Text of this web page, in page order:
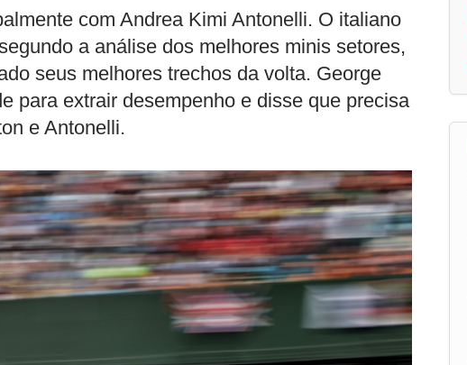
com Andrea Kimi Antonelli. O italiano
a análise dos melhores minis setores,
seus melhores trechos da volta. George
para extrair desempenho e disse que precisa
e Antonelli.